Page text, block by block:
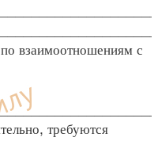
взаимоотношениям с
требуются